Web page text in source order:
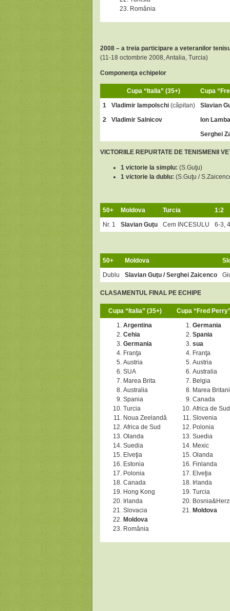
România
2008 – a treia participare a veteranilor
(11-18 octombrie 2008, Antalia, Turcia)
Componenţa echipelor
Cupa “Italia” (35+)
Cupa
1
Vladimir Iampolschi (căpitan)
Slavian
2
Vladimir Salnicov
Ion
Serghei
VICTORIILE REPURTATE DE TENISMENII
1 victorie la simplu: (S.Guţu)
1 victorie la dublu: (S.Guţu /
50+ Moldova Turcia
1:2
Nr. 1
Slavian Guţu Cem INCESULU 6-3,
50+ Moldova
Dublu
Slavian Guţu / Serghei Zaicenco
CLASAMENTUL FINAL PE ECHIPE
Cupa “Italia” (35+)
Cupa “Fred
Argentina
Cehia
Germania
Franţa
Austria
SUA
Marea Brita
Australia
Spania
Turcia
Noua Zeelandă
Africa de Sud
Olanda
Suedia
Elveţia
Estonia
Polonia
Canada
Hong Kong
Irlanda
Slovacia
Moldova
România
Germania
Spania
sua
Franţa
Austria
Australia
Belgia
Marea
Canada
Africa de Sud
Slovenia
Polonia
Suedia
Mexic
Olanda
Finlanda
Elveţia
Irlanda
Turcia
Moldova